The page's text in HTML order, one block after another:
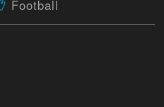
Football